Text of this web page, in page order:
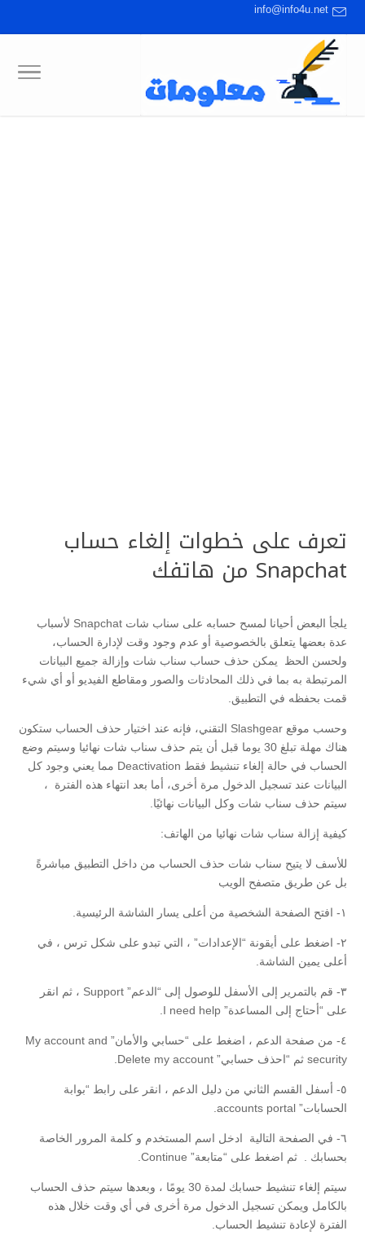
info@info4u.net
تعرف على خطوات إلغاء حساب
Snapchat من هاتفك
يلجأ البعض أحيانا لمسح حسابه على سناب شات Snapchat لأسباب
عدة بعضها يتعلق بالخصوصية أو عدم وجود وقت لإدارة الحساب،
ولحسن الحظ يمكن حذف حساب سناب شات وإزالة جميع البيانات
المرتبطة به بما في ذلك المحادثات والصور ومقاطع الفيديو أو أي شيء
قمت بحفظه في التطبيق.
وحسب موقع Slashgear التقني، فإنه عند اختيار حذف الحساب ستكون
هناك مهلة تبلغ 30 يوما قبل أن يتم حذف سناب شات نهائيا وسيتم وضع
الحساب في حالة إلغاء تنشيط فقط Deactivation مما يعني وجود كل
البيانات عند تسجيل الدخول مرة أخرى، أما بعد انتهاء هذه الفترة ،
سيتم حذف سناب شات وكل البيانات نهائيًا.
كيفية إزالة سناب شات نهائيا من الهاتف:
للأسف لا يتيح سناب شات حذف الحساب من داخل التطبيق مباشرةً
بل عن طريق متصفح الويب
١- افتح الصفحة الشخصية من أعلى يسار الشاشة الرئيسية.
٢- اضغط على أيقونة “الإعدادات” ، التي تبدو على شكل ترس ، في
أعلى يمين الشاشة.
٣- قم بالتمرير إلى الأسفل للوصول إلى “الدعم” Support ، ثم انقر
على “أحتاج إلى المساعدة” I need help.
٤- من صفحة الدعم ، اضغط على “حسابي والأمان” My account and
security ثم “احذف حسابي” Delete my account.
٥- أسفل القسم الثاني من دليل الدعم ، انقر على رابط “بوابة
الحسابات” accounts portal.
٦- في الصفحة التالية ادخل اسم المستخدم و كلمة المرور الخاصة
بحسابك . ثم اضغط على “متابعة” Continue.
سيتم إلغاء تنشيط حسابك لمدة 30 يومًا ، وبعدها سيتم حذف الحساب
بالكامل ويمكن تسجيل الدخول مرة أخرى في أي وقت خلال هذه
الفترة لإعادة تنشيط الحساب.